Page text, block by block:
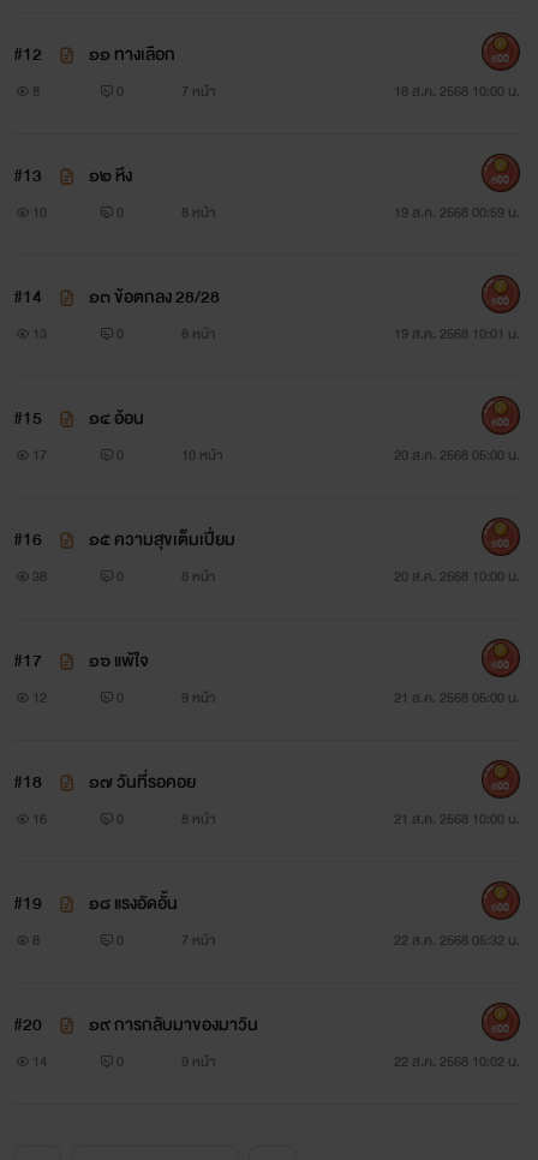
#12 ๑๑ ทางเลือก
8 0 7 หน้า 18 ส.ค. 2568 10:00 น.
600
#13 ๑๒ หึง
10 0 8 หน้า 19 ส.ค. 2568 00:59 น.
600
#14 ๑๓ ข้อตกลง 28/28
13 0 8 หน้า 19 ส.ค. 2568 10:01 น.
600
#15 ๑๔ อ้อน
17 0 10 หน้า 20 ส.ค. 2568 05:00 น.
600
#16 ๑๕ ความสุขเต็มเปี่ยม
38 0 8 หน้า 20 ส.ค. 2568 10:00 น.
600
#17 ๑๖ แพ้ใจ
12 0 9 หน้า 21 ส.ค. 2568 05:00 น.
600
#18 ๑๗ วันที่รอคอย
16 0 8 หน้า 21 ส.ค. 2568 10:00 น.
600
#19 ๑๘ แรงอัดอั้น
8 0 7 หน้า 22 ส.ค. 2568 05:32 น.
600
#20 ๑๙ การกลับมาของมาวิน
14 0 9 หน้า 22 ส.ค. 2568 10:02 น.
600